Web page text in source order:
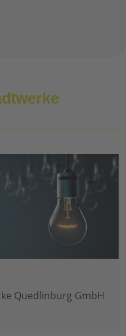
Quedlinburg GmbH